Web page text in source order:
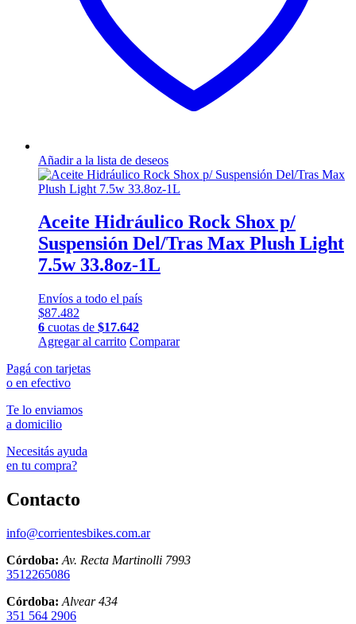
Añadir a la lista de deseos
Aceite Hidráulico Rock Shox p/
Suspensión Del/Tras Max Plush Light
7.5w 33.8oz-1L
Envíos a todo el país
$87.482
6 cuotas de $17.642
Agregar al carrito Comparar
Pagá con tarjetas
o en efectivo
Te lo enviamos
a domicilio
Necesitás ayuda
en tu compra?
Contacto
info@corrientesbikes.com.ar
Córdoba: Av. Recta Martinolli 7993
3512265086
Córdoba: Alvear 434
351 564 2906